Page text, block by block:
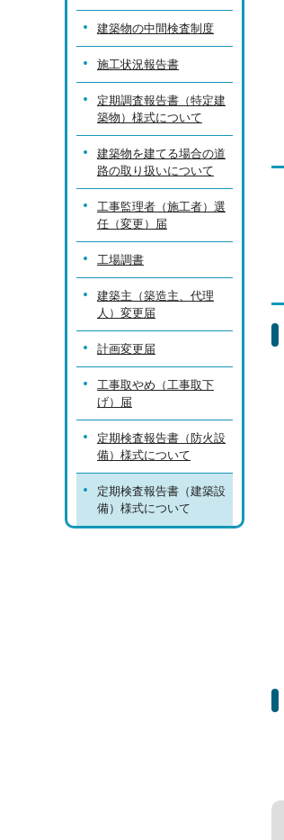
建築物の中間検査制度
施工状況報告書
定期調査報告書（特定建
築物）様式について
建築物を建てる場合の道
路の取り扱いについて
工事監理者（施工者）選
任（変更）届
工場調書
建築主（築造主、代理
人）変更届
計画変更届
工事取やめ（工事取下
げ）届
定期検査報告書（防火設
備）様式について
定期検査報告書（建築設
備）様式について